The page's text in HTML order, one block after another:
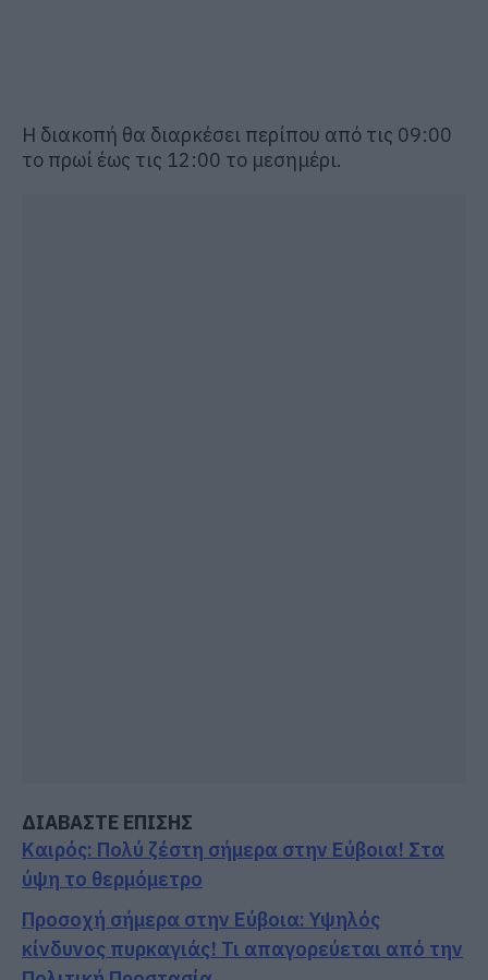
Η διακοπή θα διαρκέσει περίπου από τις 09:00
το πρωί έως τις 12:00 το μεσημέρι.
ΔΙΑΒΑΣΤΕ ΕΠΙΣΗΣ
Καιρός: Πολύ ζέστη σήμερα στην Εύβοια! Στα
ύψη το θερμόμετρο
Προσοχή σήμερα στην Εύβοια: Υψηλός
κίνδυνος πυρκαγιάς! Τι απαγορεύεται από την